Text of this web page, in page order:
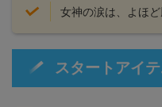
女神の涙は、よほ
スタートアイ